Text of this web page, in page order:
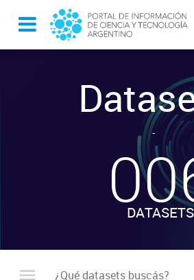
-
DATASETS